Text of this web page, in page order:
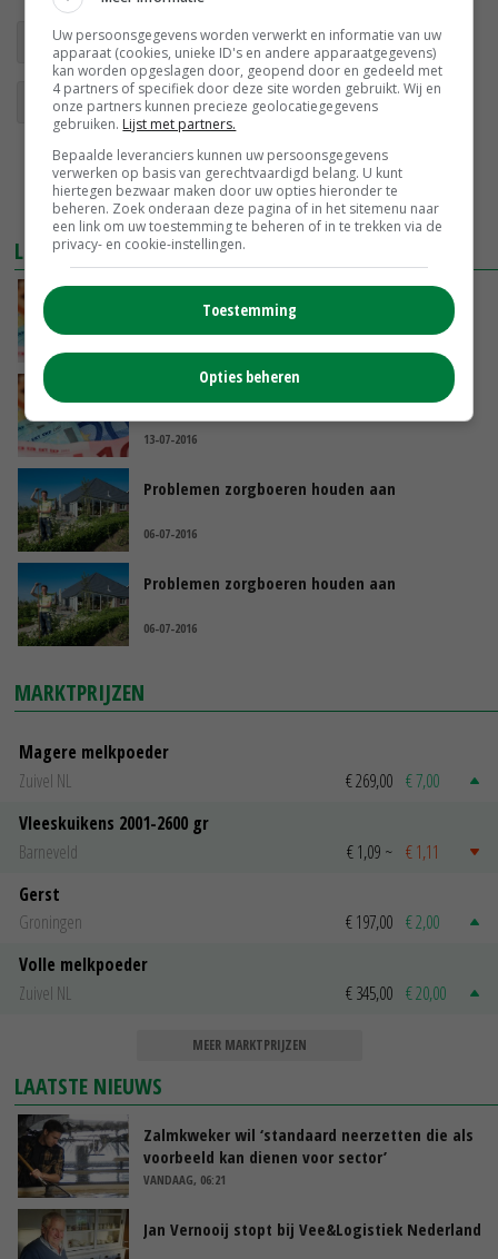
zorgboerderij arbeidsparticipatie
Participatiewet arbeidsbeperking
LEES OOK
Fryslân schiet zorgboerderij te hulp
13-07-2016
Problemen zorgboeren houden aan
06-07-2016
Problemen zorgboeren houden aan
06-07-2016
MARKTPRIJZEN
Magere melkpoeder
Zuivel NL
€ 269,00 € 7,00
Vleeskuikens 2001-2600 gr
Barneveld
€ 1,09 ~ € 1,11
Gerst
Groningen
€ 197,00 € 2,00
Volle melkpoeder
Zuivel NL
€ 345,00 € 20,00
MEER MARKTPRIJZEN
LAATSTE NIEUWS
Zalmkweker wil ‘standaard neerzetten die als
voorbeeld kan dienen voor sector’
VANDAAG, 06:21
Jan Vernooij stopt bij Vee&Logistiek Nederland
Uw persoonsgegevens worden verwerkt en informatie van uw
apparaat (cookies, unieke ID's en andere apparaatgegevens)
kan worden opgeslagen door, geopend door en gedeeld met
4 partners of specifiek door deze site worden gebruikt. Wij en
onze partners kunnen precieze geolocatiegegevens
gebruiken. Lijst met partners.
Bepaalde leveranciers kunnen uw persoonsgegevens
verwerken op basis van gerechtvaardigd belang. U kunt
hiertegen bezwaar maken door uw opties hieronder te
beheren. Zoek onderaan deze pagina of in het sitemenu naar
een link om uw toestemming te beheren of in te trekken via de
privacy- en cookie-instellingen.
Toestemming
Opties beheren